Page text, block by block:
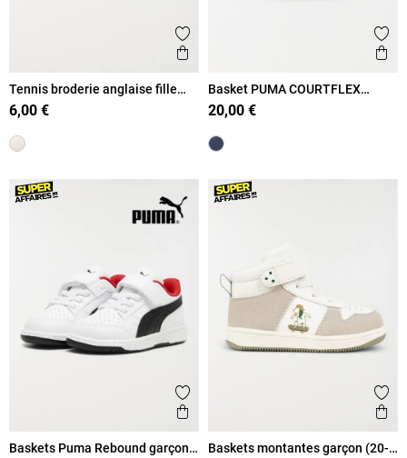
Ajouter aux favoris
Aperçu rapide
Tennis broderie anglaise fille
(20-23)
6,00 €
Basket PUMA COURTFLEX
garçon (20-23)
20,00 €
Ajouter aux favoris
Aperçu rapide
Baskets Puma Rebound garçon
Baskets montantes garçon (20-